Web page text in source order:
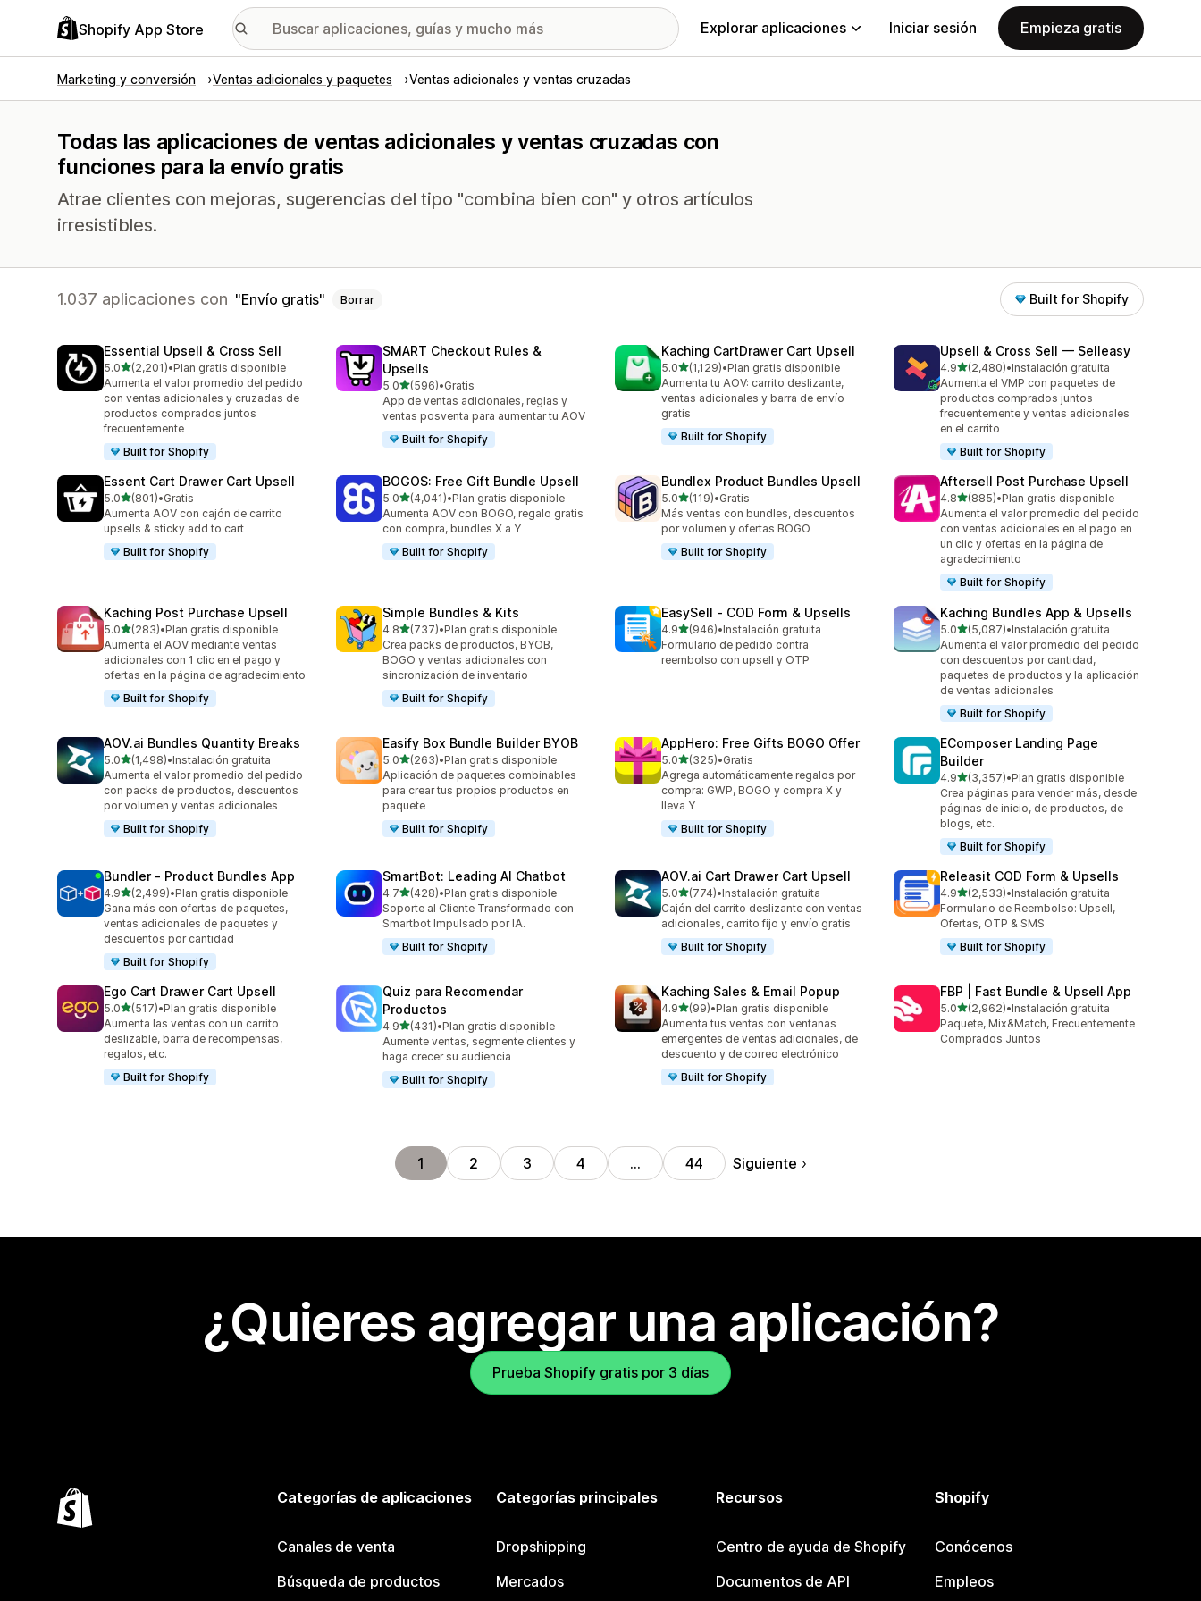
Shopify App Store Explorar aplicaciones Iniciar sesión Empieza gratis
Marketing y conversión Ventas adicionales y paquetes Ventas adicionales y ventas cruzadas
Todas las aplicaciones de ventas adicionales y ventas cruzadas con
funciones para la envío gratis
Atrae clientes con mejoras, sugerencias del tipo "combina bien con" y otros artículos
irresistibles.
1.037 aplicaciones con Envío gratis Borrar Built for Shopify
Essential Upsell & Cross Sell
5.0de 5 estrellas
(2,201)
2201 reseñas en total
•Plan gratis disponible
Aumenta el valor promedio del pedido
con ventas adicionales y cruzadas de
productos comprados juntos
frecuentemente
Built for Shopify
SMART Checkout Rules &
Upsells
5.0de 5 estrellas
(596)
596 reseñas en total
•Gratis
App de ventas adicionales, reglas y
ventas posventa para aumentar tu AOV
Built for Shopify
Kaching CartDrawer Cart Upsell
5.0de 5 estrellas
(1,129)
1129 reseñas en total
•Plan gratis disponible
Aumenta tu AOV: carrito deslizante,
ventas adicionales y barra de envío
gratis
Built for Shopify
Upsell & Cross Sell — Selleasy
4.9de 5 estrellas
(2,480)
2480 reseñas en total
•Instalación gratuita
Aumenta el VMP con paquetes de
productos comprados juntos
frecuentemente y ventas adicionales
en el carrito
Built for Shopify
Essent Cart Drawer Cart Upsell
5.0de 5 estrellas
(801)
801 reseñas en total
•Gratis
Aumenta AOV con cajón de carrito
upsells & sticky add to cart
Built for Shopify
BOGOS: Free Gift Bundle Upsell
5.0de 5 estrellas
(4,041)
4041 reseñas en total
•Plan gratis disponible
Aumenta AOV con BOGO, regalo gratis
con compra, bundles X a Y
Built for Shopify
Bundlex Product Bundles Upsell
5.0de 5 estrellas
(119)
119 reseñas en total
•Gratis
Más ventas con bundles, descuentos
por volumen y ofertas BOGO
Built for Shopify
Aftersell Post Purchase Upsell
4.8de 5 estrellas
(885)
885 reseñas en total
•Plan gratis disponible
Aumenta el valor promedio del pedido
con ventas adicionales en el pago en
un clic y ofertas en la página de
agradecimiento
Built for Shopify
Kaching Post Purchase Upsell
5.0de 5 estrellas
(283)
283 reseñas en total
•Plan gratis disponible
Aumenta el AOV mediante ventas
adicionales con 1 clic en el pago y
ofertas en la página de agradecimiento
Built for Shopify
Simple Bundles & Kits
4.8de 5 estrellas
(737)
737 reseñas en total
•Plan gratis disponible
Crea packs de productos, BYOB,
BOGO y ventas adicionales con
sincronización de inventario
Built for Shopify
EasySell ‑ COD Form & Upsells
4.9de 5 estrellas
(946)
946 reseñas en total
•Instalación gratuita
Formulario de pedido contra
reembolso con upsell y OTP
Kaching Bundles App & Upsells
5.0de 5 estrellas
(5,087)
5087 reseñas en total
•Instalación gratuita
Aumenta el valor promedio del pedido
con descuentos por cantidad,
paquetes de productos y la aplicación
de ventas adicionales
Built for Shopify
AOV.ai Bundles Quantity Breaks
5.0de 5 estrellas
(1,498)
1498 reseñas en total
•Instalación gratuita
Aumenta el valor promedio del pedido
con packs de productos, descuentos
por volumen y ventas adicionales
Built for Shopify
Easify Box Bundle Builder BYOB
5.0de 5 estrellas
(263)
263 reseñas en total
•Plan gratis disponible
Aplicación de paquetes combinables
para crear tus propios productos en
paquete
Built for Shopify
AppHero: Free Gifts BOGO Offer
5.0de 5 estrellas
(325)
325 reseñas en total
•Gratis
Agrega automáticamente regalos por
compra: GWP, BOGO y compra X y
lleva Y
Built for Shopify
EComposer Landing Page
Builder
4.9de 5 estrellas
(3,357)
3357 reseñas en total
•Plan gratis disponible
Crea páginas para vender más, desde
páginas de inicio, de productos, de
blogs, etc.
Built for Shopify
Bundler ‑ Product Bundles App
4.9de 5 estrellas
(2,499)
2499 reseñas en total
•Plan gratis disponible
Gana más con ofertas de paquetes,
ventas adicionales de paquetes y
descuentos por cantidad
Built for Shopify
SmartBot: Leading AI Chatbot
4.7de 5 estrellas
(428)
428 reseñas en total
•Plan gratis disponible
Soporte al Cliente Transformado con
Smartbot Impulsado por IA.
Built for Shopify
AOV.ai Cart Drawer Cart Upsell
5.0de 5 estrellas
(774)
774 reseñas en total
•Instalación gratuita
Cajón del carrito deslizante con ventas
adicionales, carrito fijo y envío gratis
Built for Shopify
Releasit COD Form & Upsells
4.9de 5 estrellas
(2,533)
2533 reseñas en total
•Instalación gratuita
Formulario de Reembolso: Upsell,
Ofertas, OTP & SMS
Built for Shopify
Ego Cart Drawer Cart Upsell
5.0de 5 estrellas
(517)
517 reseñas en total
•Plan gratis disponible
Aumenta las ventas con un carrito
deslizable, barra de recompensas,
regalos, etc.
Built for Shopify
Quiz para Recomendar
Productos
4.9de 5 estrellas
(431)
431 reseñas en total
•Plan gratis disponible
Aumente ventas, segmente clientes y
haga crecer su audiencia
Built for Shopify
Kaching Sales & Email Popup
4.9de 5 estrellas
(99)
99 reseñas en total
•Plan gratis disponible
Aumenta tus ventas con ventanas
emergentes de ventas adicionales, de
descuento y de correo electrónico
Built for Shopify
FBP | Fast Bundle & Upsell App
5.0de 5 estrellas
(2,962)
2962 reseñas en total
•Instalación gratuita
Paquete, Mix&Match, Frecuentemente
Comprados Juntos
1 2 3 4 … 44 Siguiente
¿Quieres agregar una aplicación?
Prueba Shopify gratis por 3 días
Categorías de aplicaciones
Canales de venta
Búsqueda de productos
Categorías principales
Dropshipping
Mercados
Recursos
Centro de ayuda de Shopify
Documentos de API
Shopify
Conócenos
Empleos